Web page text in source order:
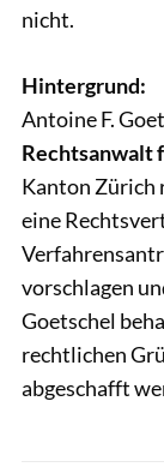
nicht.
Hintergrund:
Antoine F.
Rechtsanwalt
Kanton Zürich
eine
vorschlagen
Goetschel
rechtlichen
abgeschafft